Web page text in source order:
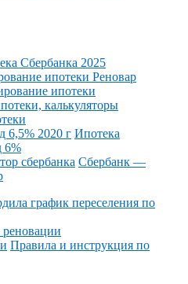
Сбербанка 2025
ипотеки
Ипотека
6%
Сбербанк —
реновации
Правила и инструкция по